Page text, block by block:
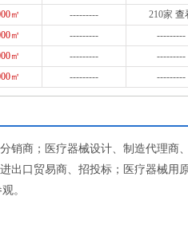
㎡ --------- 210家 查
㎡ ---------
---------
㎡ ---------
---------
㎡ --------- ---------
销商；医疗器械设计、制造代理商、
出口贸易商、招投标；医疗器械用
。